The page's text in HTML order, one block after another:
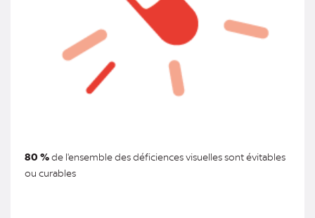
80 %de l'ensemble des déficiences visuelles sont évitables
ou curables